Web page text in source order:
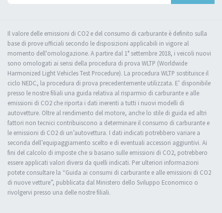
Il valore delle emissioni di CO2 e del consumo di carburante è definito sulla
base di prove ufficiali secondo le disposizioni applicabili in vigore al
momento dell'omologazione. A partire dal 1° settembre 2018, i veicoli nuovi
sono omologati ai sensi della procedura di prova WLTP (Worldwide
Harmonized Light Vehicles Test Procedure). La procedura WLTP sostituisce il
ciclo NEDC, la procedura di prova precedentemente utilizzata. E’ disponibile
presso le nostre filiali una guida relativa al risparmio di carburante e alle
emissioni di CO2 che riporta i dati inerenti a tutti i nuovi modelli di
autovetture. Oltre al rendimento del motore, anche lo stile di guida ed altri
fattori non tecnici contribuiscono a determinare il consumo di carburante e
le emissioni di CO2 di un’autovettura. I dati indicati potrebbero variare a
seconda dell’equipaggiamento scelto e di eventuali accessori aggiuntivi. Ai
fini del calcolo di imposte che si basano sulle emissioni di CO2, potrebbero
essere applicati valori diversi da quelli indicati. Per ulteriori informazioni
potete consultare la “Guida ai consumi di carburante e alle emissioni di CO2
di nuove vetture”, pubblicata dal Ministero dello Sviluppo Economico o
rivolgervi presso una delle nostre filiali.